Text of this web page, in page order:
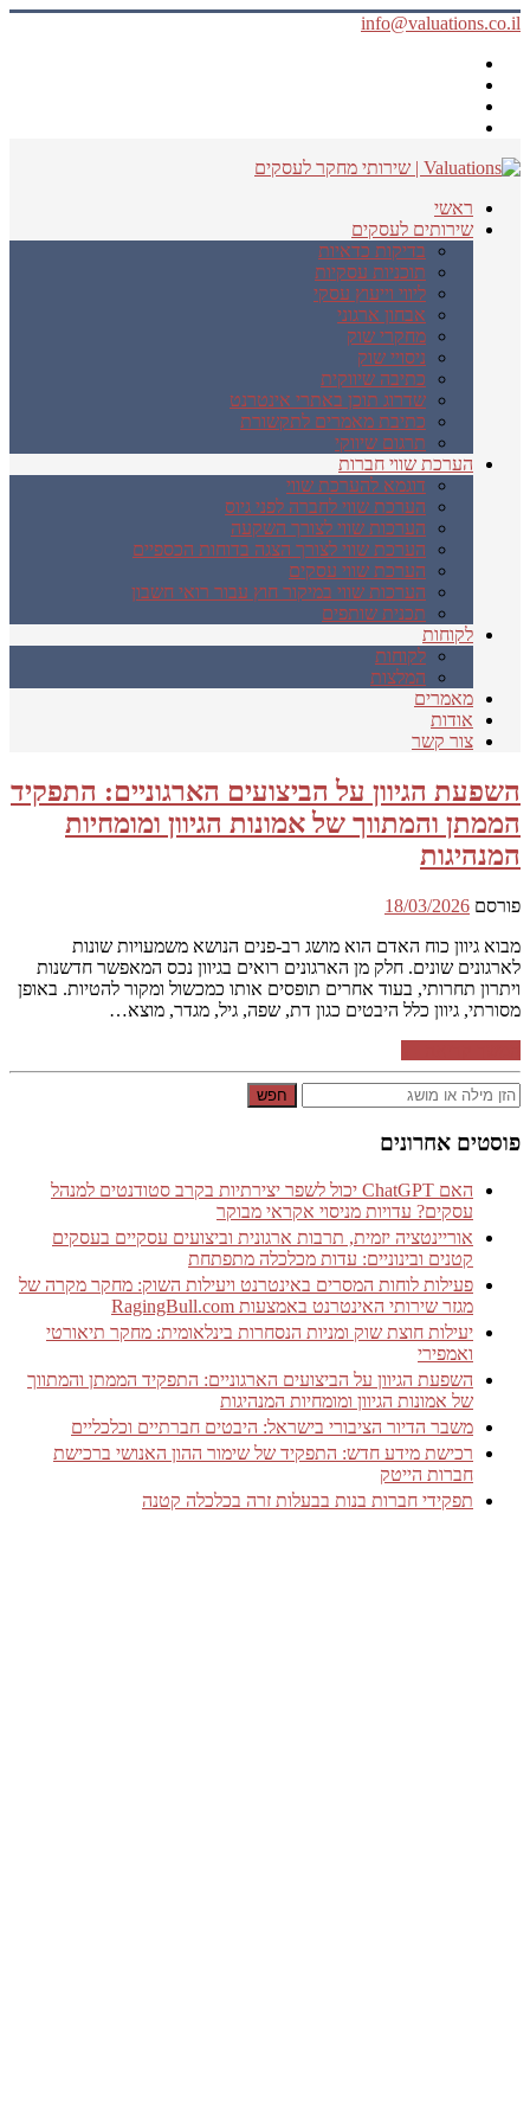
info@valuations.co.il
ראשי
שירותים לעסקים
בדיקות כדאיות
תוכניות עסקיות
ליווי וייעוץ עסקי
אבחון ארגוני
מחקרי שוק
ניסויי שוק
כתיבה שיווקית
שדרוג תוכן באתרי אינטרנט
כתיבת מאמרים לתקשורת
תרגום שיווקי
הערכת שווי חברות
דוגמא להערכת שווי
הערכת שווי לחברה לפני גיוס
הערכות שווי לצורך השקעה
הערכת שווי לצורך הצגה בדוחות הכספיים
הערכת שווי עסקים
הערכות שווי במיקור חוץ עבור רואי חשבון
תכנית שותפים
לקוחות
לקוחות
המלצות
מאמרים
אודות
צור קשר
השפעת הגיוון על הביצועים הארגוניים: התפקיד
הממתן והמתווך של אמונות הגיוון ומומחיות
המנהיגות
פורסם 18/03/2026
מבוא גיוון כוח האדם הוא מושג רב-פנים הנושא משמעויות שונות
לארגונים שונים. חלק מן הארגונים רואים בגיוון נכס המאפשר חדשנות
ויתרון תחרותי, בעוד אחרים תופסים אותו כמכשול ומקור להטיות. באופן
מסורתי, גיוון כלל היבטים כגון דת, שפה, גיל, מגדר, מוצא…
חפש
פוסטים אחרונים
האם ChatGPT יכול לשפר יצירתיות בקרב סטודנטים למנהל
עסקים? עדויות מניסוי אקראי מבוקר
אוריינטציה יזמית, תרבות ארגונית וביצועים עסקיים בעסקים
קטנים ובינוניים: עדות מכלכלה מתפתחת
פעילות לוחות המסרים באינטרנט ויעילות השוק: מחקר מקרה של
מגזר שירותי האינטרנט באמצעות RagingBull.com
יעילות חוצת שוק ומניות הנסחרות בינלאומית: מחקר תיאורטי
ואמפירי
השפעת הגיוון על הביצועים הארגוניים: התפקיד הממתן והמתווך
של אמונות הגיוון ומומחיות המנהיגות
משבר הדיור הציבורי בישראל: היבטים חברתיים וכלכליים
רכישת מידע חדש: התפקיד של שימור ההון האנושי ברכישת
חברות הייטק
תפקידי חברות בנות בבעלות זרה בכלכלה קטנה